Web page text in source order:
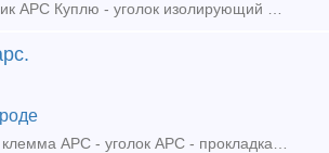
Куплю - монорегулятор АРС Куплю - клемма АРС Куплю - подклеммник АРС Куплю - уголок изолирующий АРС Куплю - прокладка ЦП204 АРС Куплю - шпала АРС-4 Куплю - рельсы р65, р50, б
Куплю скрепление АРС-4: - монорегулятор АРС - подклеммник АРС - клемма АРС - уголок АРС - прокладка ЦП-204 АРС - рельсы р65, р50 без износа до 40тн Регион любой!